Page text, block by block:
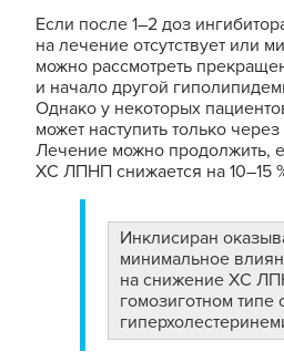
Если после 1–2 доз
на лечение отсутствует или
можно рассмотреть
и начало другой
Однако у некоторых
может наступить только
Лечение можно продолжить,
ХС ЛПНП снижается на 10–15
Инклисиран
минимальное
на снижение ХС
гомозиготном типе